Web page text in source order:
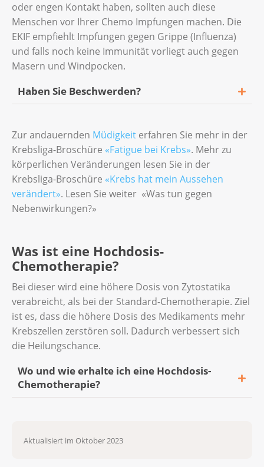
oder engen Kontakt haben, sollten auch diese
Menschen vor Ihrer Chemo Impfungen machen. Die
EKIF empfiehlt Impfungen gegen Grippe (Influenza)
und falls noch keine Immunität vorliegt auch gegen
Masern und Windpocken.
Haben Sie Beschwerden?
Pflegepersonal, bei Ihrer behandelnden
Ärztin oder bei Ihrem behandelnden Arzt. Ihr
Behandlungsteam weiss, was Sie gegen die
Beschwerden tun können. Für viele der
genannten Beschwerden kann vor der
Chemotherapie etwas getan werden. Damit
Behandlungsteam, welche Beschwerden Sie
sofort melden müssen.
Zur andauernden Müdigkeit erfahren Sie mehr in der
Krebsliga-Broschüre «Fatigue bei Krebs». Mehr zu
körperlichen Veränderungen lesen Sie in der
Krebsliga-Broschüre «Krebs hat mein Aussehen
verändert». Lesen Sie weiter «Was tun gegen
Nebenwirkungen?»
Was ist eine Hochdosis-
Chemotherapie?
Bei dieser wird eine höhere Dosis von Zytostatika
verabreicht, als bei der Standard-Chemotherapie. Ziel
ist es, dass die höhere Dosis des Medikaments mehr
Krebszellen zerstören soll. Dadurch verbessert sich
die Heilungschance.
Wo und wie erhalte ich eine Hochdosis-
Chemotherapie?
einige Tage im Spital.
Aktualisiert im Oktober 2023